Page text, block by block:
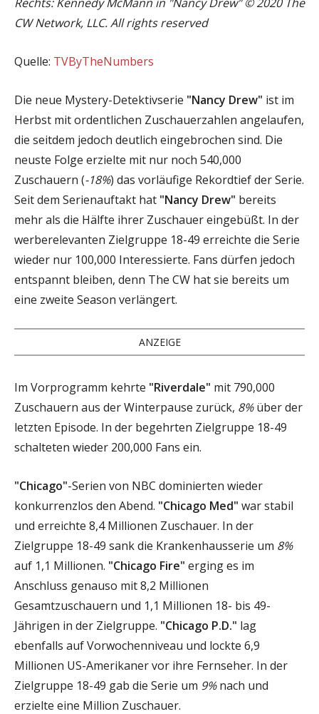
CW Network, LLC. All rights reserved
Quelle: TVByTheNumbers
Die neue Mystery-Detektivserie "Nancy Drew" ist im
Herbst mit ordentlichen Zuschauerzahlen angelaufen,
die seitdem jedoch deutlich eingebrochen sind. Die
neuste Folge erzielte mit nur noch 540,000
Zuschauern (-18%) das vorläufige Rekordtief der Serie.
Seit dem Serienauftakt hat "Nancy Drew" bereits
mehr als die Hälfte ihrer Zuschauer eingebüßt. In der
werberelevanten Zielgruppe 18-49 erreichte die Serie
wieder nur 100,000 Interessierte. Fans dürfen jedoch
entspannt bleiben, denn The CW hat sie bereits um
eine zweite Season verlängert.
ANZEIGE
Im Vorprogramm kehrte "Riverdale" mit 790,000
Zuschauern aus der Winterpause zurück, 8%über der
letzten Episode. In der begehrten Zielgruppe 18-49
schalteten wieder 200,000 Fans ein.
"Chicago"-Serien von NBC dominierten wieder
konkurrenzlos den Abend. "Chicago Med" war stabil
und erreichte 8,4 Millionen Zuschauer. In der
Zielgruppe 18-49 sank die Krankenhausserie um 8%
auf 1,1 Millionen. "Chicago Fire" erging es im
Anschluss genauso mit 8,2 Millionen
Gesamtzuschauern und 1,1 Millionen 18- bis 49-
Jährigen in der Zielgruppe. "Chicago P.D." lag
ebenfalls auf Vorwochenniveau und lockte 6,9
Millionen US-Amerikaner vor ihre Fernseher. In der
Zielgruppe 18-49 gab die Serie um 9%nach und
erzielte eine Million Zuschauer.